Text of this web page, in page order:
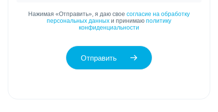
Нажимая «Отправить», я даю свое согласие на обработку
персональных данных и принимаю политику
конфиденциальности
Отправить